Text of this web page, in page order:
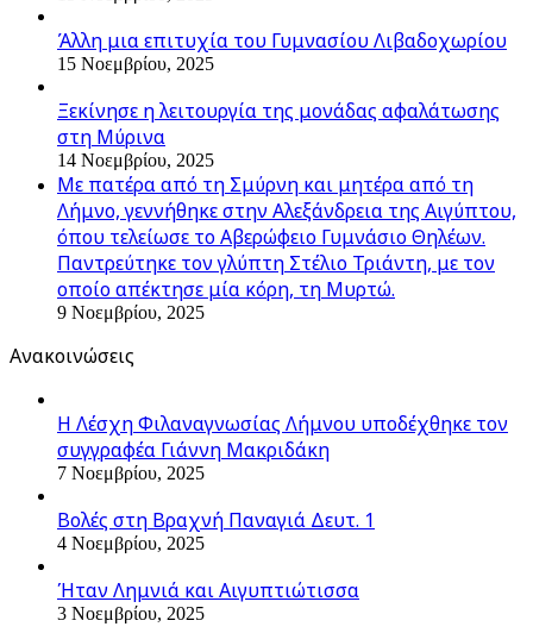
Άλλη μια επιτυχία του Γυμνασίου Λιβαδοχωρίου
15 Νοεμβρίου, 2025
Ξεκίνησε η λειτουργία της μονάδας αφαλάτωσης
στη Μύρινα
14 Νοεμβρίου, 2025
Με πατέρα από τη Σμύρνη και μητέρα από τη
Λήμνο, γεννήθηκε στην Αλεξάνδρεια της Αιγύπτου,
όπου τελείωσε το Αβερώφειο Γυμνάσιο Θηλέων.
Παντρεύτηκε τον γλύπτη Στέλιο Τριάντη, με τον
οποίο απέκτησε μία κόρη, τη Μυρτώ.
9 Νοεμβρίου, 2025
Ανακοινώσεις
Η Λέσχη Φιλαναγνωσίας Λήμνου υποδέχθηκε τον
συγγραφέα Γιάννη Μακριδάκη
7 Νοεμβρίου, 2025
Βολές στη Βραχνή Παναγιά Δευτ. 1
4 Νοεμβρίου, 2025
Ήταν Λημνιά και Αιγυπτιώτισσα
3 Νοεμβρίου, 2025